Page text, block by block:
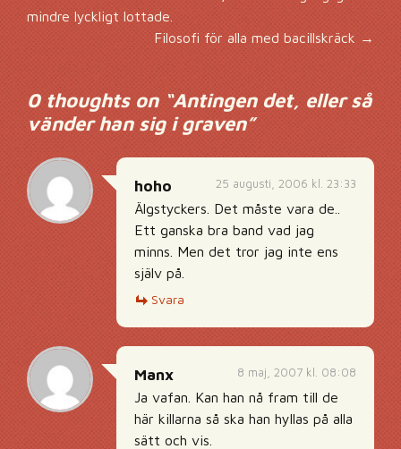
Inläggsnavigering
mindre lyckligt lottade.
Filosofi för alla med bacillskräck →
0 thoughts on “Antingen det, eller så
vänder han sig i graven”
25 augusti, 2006 kl. 23:33
hoho
Älgstyckers. Det måste vara de..
Ett ganska bra band vad jag
minns. Men det tror jag inte ens
själv på.
Svara
8 maj, 2007 kl. 08:08
Manx
Ja vafan. Kan han nå fram till de
här killarna så ska han hyllas på alla
sätt och vis.